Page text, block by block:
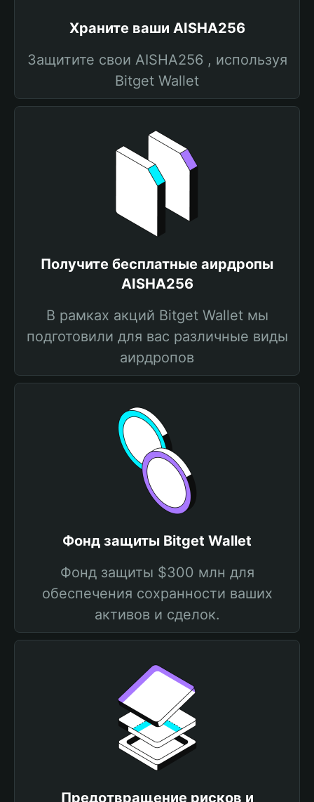
Храните ваши AISHA256
Защитите свои AISHA256 , используя
Bitget Wallet
Получите бесплатные аирдропы
AISHA256
В рамках акций Bitget Wallet мы
подготовили для вас различные виды
аирдропов
Фонд защиты Bitget Wallet
Фонд защиты $300 млн для
обеспечения сохранности ваших
активов и сделок.
Предотвращение рисков и